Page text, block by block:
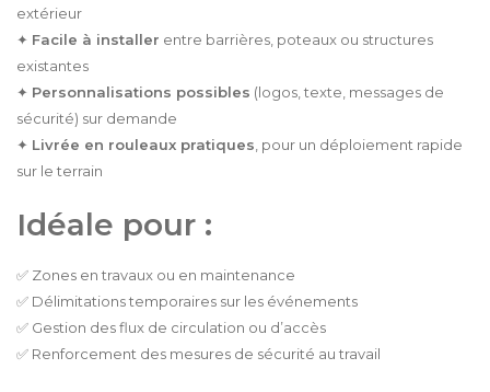
extérieur
✦ Facile à installer entre barrières, poteaux ou structures
existantes
✦ Personnalisations possibles (logos, texte, messages de
sécurité) sur demande
✦ Livrée en rouleaux pratiques , pour un déploiement rapide
sur le terrain
Idéale pour :
✅ Zones en travaux ou en maintenance
✅ Délimitations temporaires sur les événements
✅ Gestion des flux de circulation ou d’accès
✅ Renforcement des mesures de sécurité au travail